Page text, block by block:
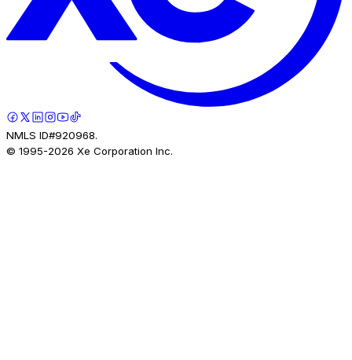
NMLS ID#920968.
© 1995-2026 Xe Corporation Inc.